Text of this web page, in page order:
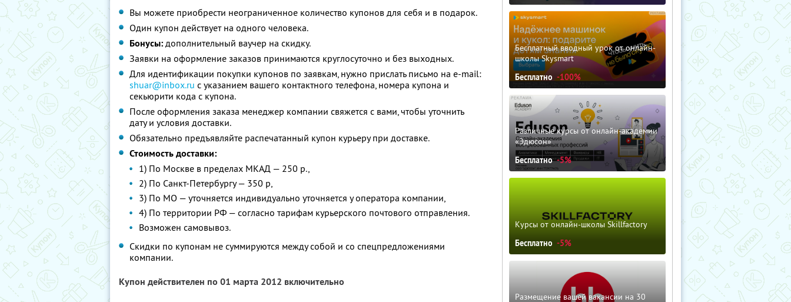
Вы можете приобрести неограниченное количество купонов для себя и в подарок.
Один купон действует на одного человека.
Бонусы: дополнительный ваучер на скидку.
Заявки на оформление заказов принимаются круглосуточно и без выходных.
Для идентификации покупки купонов по заявкам, нужно прислать письмо на e-mail:
shuar@inbox.ru с указанием вашего контактного телефона, номера купона и
секьюрити кода с купона.
После оформления заказа менеджер компании свяжется с вами, чтобы уточнить
дату и условия доставки.
Обязательно предъявляйте распечатанный купон курьеру при доставке.
Стоимость доставки:
1) По Москве в пределах МКАД — 250 р.,
2) По Санкт-Петербургу — 350 р,
3) По МО — уточняется индивидуально уточняется у оператора компании,
4) По территории РФ — согласно тарифам курьерского почтового отправления.
Возможен самовывоз.
Скидки по купонам не суммируются между собой и со спецпредложениями
компании.
Купон действителен по 01 марта 2012 включительно
Бесплатный вводный урок от онлайн-
школы Skysmart
Бесплатно -100%
Различные курсы от онлайн-академии
«Эдюсон»
Бесплатно -5%
Курсы от онлайн-школы Skillfactory
Бесплатно -5%
Размещение вашей вакансии на 30